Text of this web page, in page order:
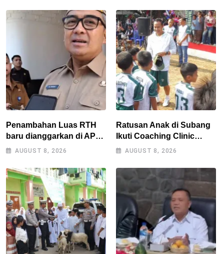
Jabar Supervisi
Penambahan Luas RTH
baru dianggarkan di APBD
2027, Walikota tidak
AUGUST 8, 2026
Ratusan Anak di Subang
Ikuti Coaching Clinic
Bersama Legenda Persib
AUGUST 8, 2026